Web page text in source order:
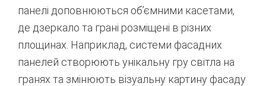
панелі доповнюються об’ємними касетами,
де дзеркало та грані розміщені в різних
площинах. Наприклад, системи фасадних
панелей створюють унікальну гру світла на
гранях та змінюють візуальну картину фасаду